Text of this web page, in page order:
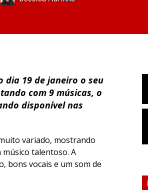
dia 19 de janeiro o seu
com 9 músicas, o
disponível nas
variado, mostrando
talentoso. A
bons vocais e um som de